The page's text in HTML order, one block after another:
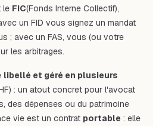
le FIC(Fonds Interne Collectif),
un FID vous signez un mandat
; avec un FAS, vous (ou votre
les arbitrages.
libellé et géré en plusieurs
: un atout concret pour l'avocat
des dépenses ou du patrimoine
vie est un contrat portable : elle